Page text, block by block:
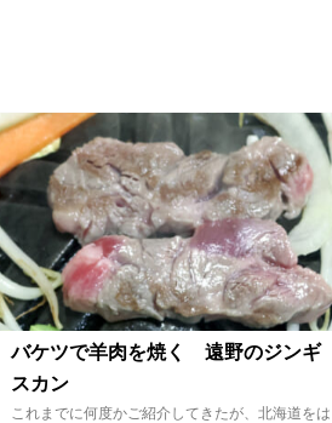
バケツで羊肉を焼く 遠野のジンギ
スカン
これまでに何度かご紹介してきたが、北海道をは